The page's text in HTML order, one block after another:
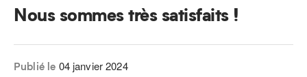
Nous sommes très satisfaits !
Publié le 04 janvier 2024